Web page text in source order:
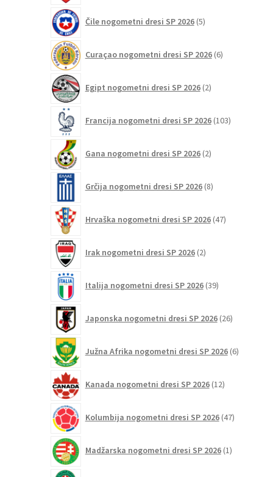
Čile nogometni dresi SP 2026 5izdelkov
Curaçao nogometni dresi SP 2026 6izdelkov
Egipt nogometni dresi SP 2026 2izdelka
Francija nogometni dresi SP 2026 103izdelki
Gana nogometni dresi SP 2026 2izdelka
Grčija nogometni dresi SP 2026 8izdelkov
Hrvaška nogometni dresi SP 2026 47izdelkov
Irak nogometni dresi SP 2026 2izdelka
Italija nogometni dresi SP 2026 39izdelkov
Japonska nogometni dresi SP 2026 26izdelkov
Južna Afrika nogometni dresi SP 2026 6izdelkov
Kanada nogometni dresi SP 2026 12izdelkov
Kolumbija nogometni dresi SP 2026 47izdelkov
Madžarska nogometni dresi SP 2026 1izdelek